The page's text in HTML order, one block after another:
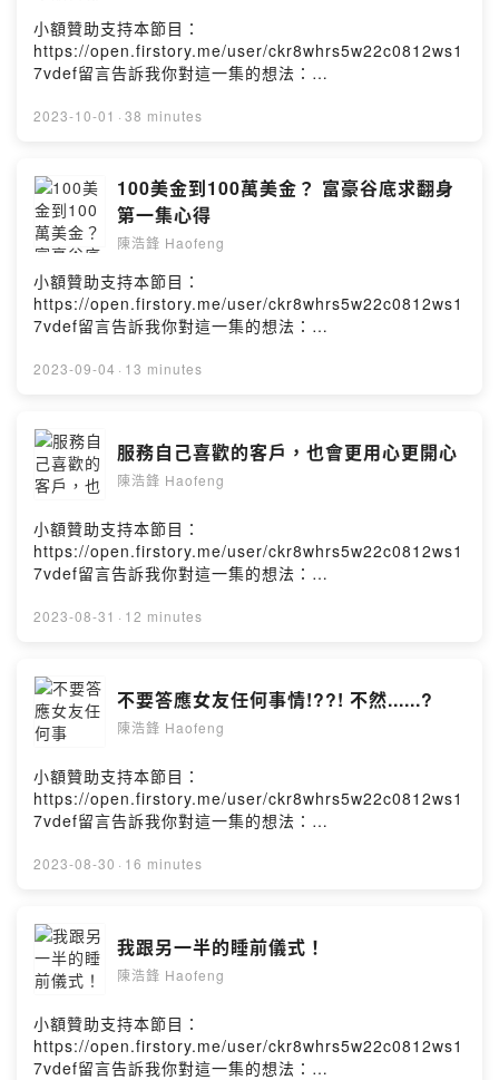
小額贊助支持本節目：
https://open.firstory.me/user/ckr8whrs5w22c0812ws1
7vdef留言告訴我你對這一集的想法：
7vdef/comments讓浩鋒維持生產力的保健食品：
haofengPowered by Firstory Hosting
2023-10-01 · 38 minutes
100美金到100萬美金？ 富豪谷底求翻身
第一集心得
陳浩鋒 Haofeng
小額贊助支持本節目：
https://open.firstory.me/user/ckr8whrs5w22c0812ws1
7vdef留言告訴我你對這一集的想法：
7vdef/comments讓浩鋒維持生產力的保健食品：
haofengPowered by Firstory Hosting
2023-09-04 · 13 minutes
服務自己喜歡的客戶，也會更用心更開心
陳浩鋒 Haofeng
小額贊助支持本節目：
https://open.firstory.me/user/ckr8whrs5w22c0812ws1
7vdef留言告訴我你對這一集的想法：
7vdef/comments讓浩鋒維持生產力的保健食品：
haofengPowered by Firstory Hosting
2023-08-31 · 12 minutes
不要答應女友任何事情!??! 不然......?
陳浩鋒 Haofeng
小額贊助支持本節目：
https://open.firstory.me/user/ckr8whrs5w22c0812ws1
7vdef留言告訴我你對這一集的想法：
7vdef/comments讓浩鋒維持生產力的保健食品：
haofengPowered by Firstory Hosting
2023-08-30 · 16 minutes
我跟另一半的睡前儀式！
陳浩鋒 Haofeng
小額贊助支持本節目：
https://open.firstory.me/user/ckr8whrs5w22c0812ws1
7vdef留言告訴我你對這一集的想法：